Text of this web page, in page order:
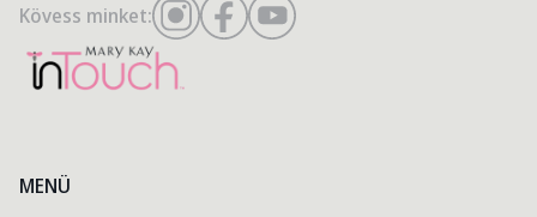
Kövess minket:
MENÜ